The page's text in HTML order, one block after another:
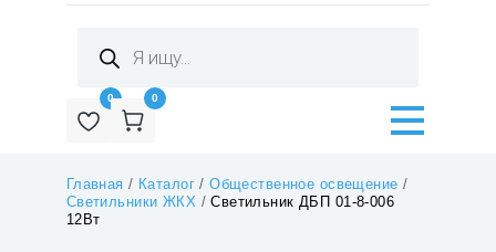
товаров
0 0
Главная / Каталог/Общественное освещение /
Светильники ЖКХ /Светильник ДБП 01-8-006
12Вт